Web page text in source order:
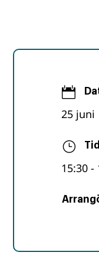

25 juni
} Tid
15:30 -